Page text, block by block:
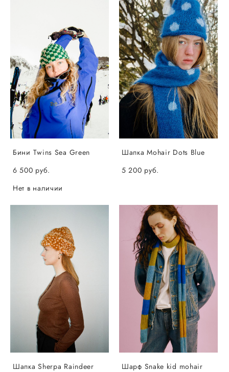
Бини Twins Sea Green
6 500 pуб.
Нет в наличии
Шапка Mohair Dots Blue
5 200 pуб.
Шапка Sherpa Raindeer
Шарф Snake kid mohair